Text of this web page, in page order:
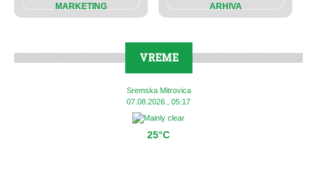
MARKETING ARHIVA
VREME
Sremska Mitrovica
07.08.2026., 05:17
25°C